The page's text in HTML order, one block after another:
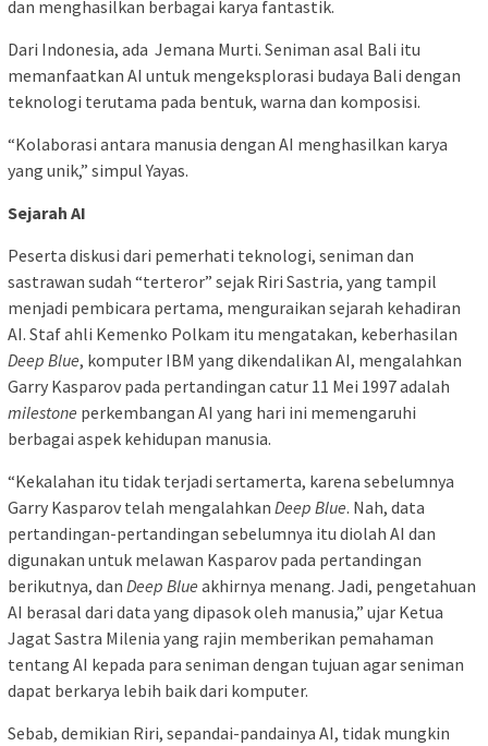
dan menghasilkan berbagai karya fantastik.
Dari Indonesia, ada Jemana Murti. Seniman asal Bali itu
memanfaatkan AI untuk mengeksplorasi budaya Bali dengan
teknologi terutama pada bentuk, warna dan komposisi.
“Kolaborasi antara manusia dengan AI menghasilkan karya
yang unik,” simpul Yayas.
Sejarah AI
Peserta diskusi dari pemerhati teknologi, seniman dan
sastrawan sudah “terteror” sejak Riri Sastria, yang tampil
menjadi pembicara pertama, menguraikan sejarah kehadiran
AI. Staf ahli Kemenko Polkam itu mengatakan, keberhasilan
Deep Blue, komputer IBM yang dikendalikan AI, mengalahkan
Garry Kasparov pada pertandingan catur 11 Mei 1997 adalah
milestone perkembangan AI yang hari ini memengaruhi
berbagai aspek kehidupan manusia.
“Kekalahan itu tidak terjadi sertamerta, karena sebelumnya
Garry Kasparov telah mengalahkan Deep Blue. Nah, data
pertandingan-pertandingan sebelumnya itu diolah AI dan
digunakan untuk melawan Kasparov pada pertandingan
berikutnya, dan Deep Blue akhirnya menang. Jadi, pengetahuan
AI berasal dari data yang dipasok oleh manusia,” ujar Ketua
Jagat Sastra Milenia yang rajin memberikan pemahaman
tentang AI kepada para seniman dengan tujuan agar seniman
dapat berkarya lebih baik dari komputer.
Sebab, demikian Riri, sepandai-pandainya AI, tidak mungkin